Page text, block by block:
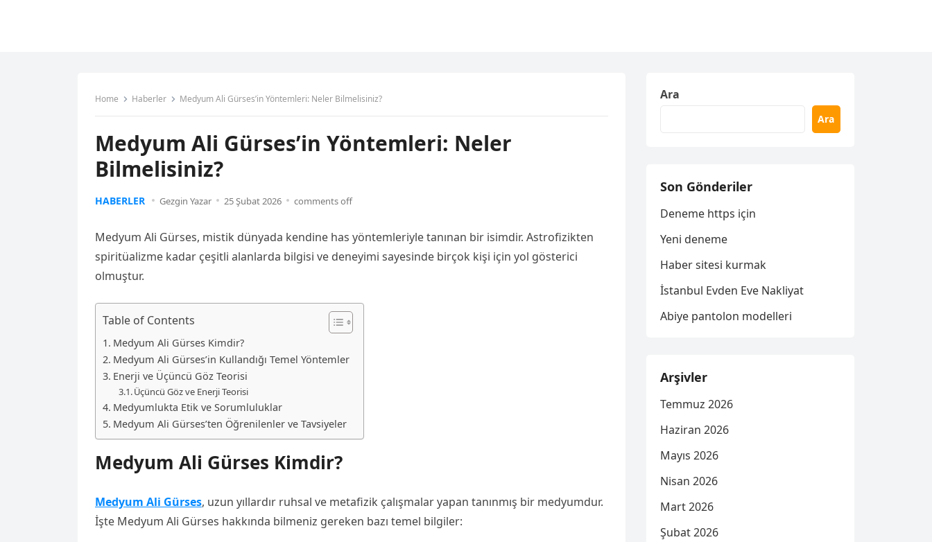
Home Haberler Medyum Ali Gürses’in Yöntemleri: Neler Bilmelisiniz?
Medyum Ali Gürses’in Yöntemleri: Neler
Bilmelisiniz?
HABERLER Gezgin Yazar 25 Şubat 2026 comments off
Medyum Ali Gürses, mistik dünyada kendine has yöntemleriyle tanınan bir isimdir. Astrofizikten
spiritüalizme kadar çeşitli alanlarda bilgisi ve deneyimi sayesinde birçok kişi için yol gösterici
olmuştur.
Table of Contents
Medyum Ali Gürses Kimdir?
Medyum Ali Gürses’in Kullandığı Temel Yöntemler
Enerji ve Üçüncü Göz Teorisi
Üçüncü Göz ve Enerji Teorisi
Medyumlukta Etik ve Sorumluluklar
Medyum Ali Gürses’ten Öğrenilenler ve Tavsiyeler
Medyum Ali Gürses Kimdir?
Medyum Ali Gürses, uzun yıllardır ruhsal ve metafizik çalışmalar yapan tanınmış bir medyumdur.
İşte Medyum Ali Gürses hakkında bilmeniz gereken bazı temel bilgiler:
Ara
Ara
Son Gönderiler
Deneme https için
Yeni deneme
Haber sitesi kurmak
İstanbul Evden Eve Nakliyat
Abiye pantolon modelleri
Arşivler
Temmuz 2026
Haziran 2026
Mayıs 2026
Nisan 2026
Mart 2026
Şubat 2026